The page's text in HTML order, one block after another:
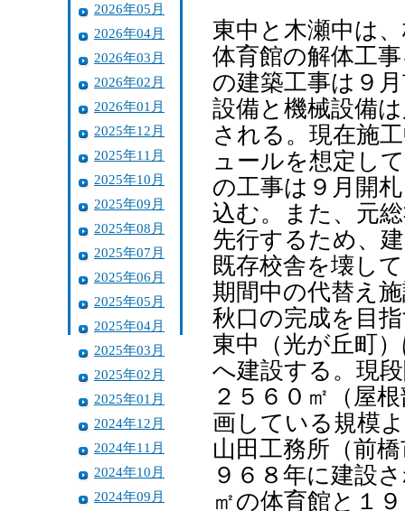
2026年05月
2026年04月
2026年03月
2026年02月
2026年01月
2025年12月
2025年11月
2025年10月
2025年09月
2025年08月
2025年07月
2025年06月
2025年05月
2025年04月
2025年03月
2025年02月
2025年01月
2024年12月
2024年11月
2024年10月
2024年09月
東中と木瀬中は
体育館の解体工
の建築工事は９
設備と機械設備
される。現在施
ュールを想定し
の工事は９月開
込む。また、元
先行するため、
既存校舎を壊し
期間中の代替え
秋口の完成を目
東中（光が丘町
へ建設する。現
２５６０㎡（屋
画している規模
山田工務所（前
９６８年に建設
㎡の体育館と１